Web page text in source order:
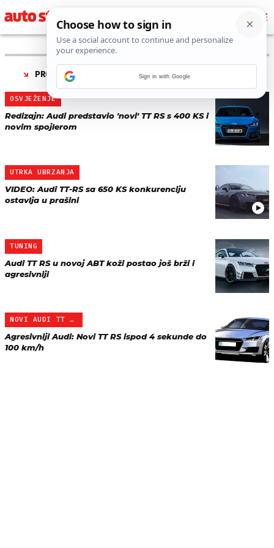
PRONAĐENO 4 REZULTATA ZA TAG “
OSVJEŽENJE
Redizajn: Audi predstavio 'novi' TT RS s 400 KS i
novim spojlerom
UTRKA UBRZANJA
VIDEO: Audi TT-RS sa 650 KS konkurenciju
ostavlja u prašini
TUNING
Audi TT RS u novoj ABT koži postao još brži i
agresivniji
NOVI AUDI TT RS
Agresivniji Audi: Novi TT RS ispod 4 sekunde do
100 km/h
Sign in with Google